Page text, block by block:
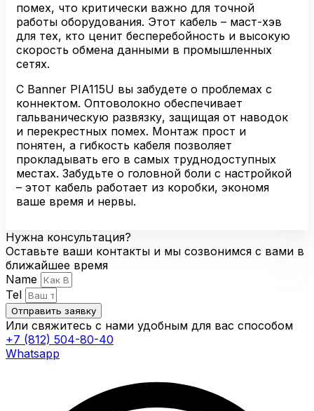
помех, что критически важно для точной
работы оборудования. Этот кабель – маст-хэв
для тех, кто ценит бесперебойность и высокую
скорость обмена данными в промышленных
сетях.
С Banner PIA115U вы забудете о проблемах с
коннектом. Оптоволокно обеспечивает
гальваническую развязку, защищая от наводок
и перекрестных помех. Монтаж прост и
понятен, а гибкость кабеля позволяет
прокладывать его в самых труднодоступных
местах. Забудьте о головной боли с настройкой
– этот кабель работает из коробки, экономя
ваше время и нервы.
Нужна консультация?
Оставьте ваши контакты и мы созвонимся с вами в
ближайшее время
Name
Tel
Отправить заявку
Или свяжитесь с нами удобным для вас способом
+7 (812) 504-80-40
Whatsapp